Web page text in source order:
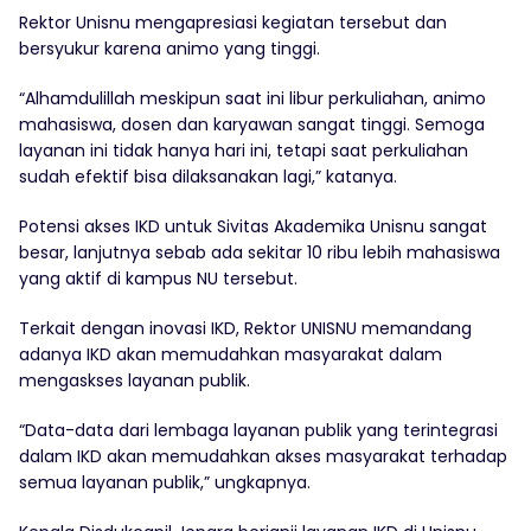
Rektor Unisnu mengapresiasi kegiatan tersebut dan
bersyukur karena animo yang tinggi.
“Alhamdulillah meskipun saat ini libur perkuliahan, animo
mahasiswa, dosen dan karyawan sangat tinggi. Semoga
layanan ini tidak hanya hari ini, tetapi saat perkuliahan
sudah efektif bisa dilaksanakan lagi,” katanya.
Potensi akses IKD untuk Sivitas Akademika Unisnu sangat
besar, lanjutnya sebab ada sekitar 10 ribu lebih mahasiswa
yang aktif di kampus NU tersebut.
Terkait dengan inovasi IKD, Rektor UNISNU memandang
adanya IKD akan memudahkan masyarakat dalam
mengaskses layanan publik.
“Data-data dari lembaga layanan publik yang terintegrasi
dalam IKD akan memudahkan akses masyarakat terhadap
semua layanan publik,” ungkapnya.